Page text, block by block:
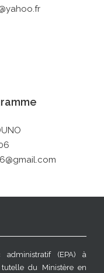
administratif (EPA) à
du Ministère en